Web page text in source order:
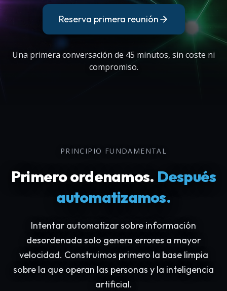
Reserva primera reunión
Una primera conversación de 45 minutos, sin coste ni
compromiso.
PRINCIPIO FUNDAMENTAL
Primero ordenamos. Después
automatizamos.
Intentar automatizar sobre información
desordenada solo genera errores a mayor
velocidad. Construimos primero la base limpia
sobre la que operan las personas y la inteligencia
artificial.